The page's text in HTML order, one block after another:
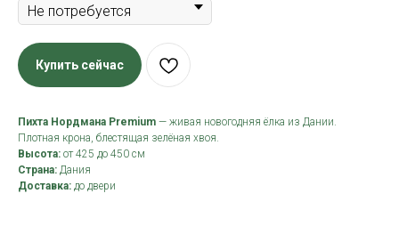
Купить сейчас
Пихта Нордмана Premium — живая новогодняя ёлка из Дании.
Плотная крона, блестящая зелёная хвоя.
Высота: от 425 до 450 см
Страна: Дания
Доставка: до двери